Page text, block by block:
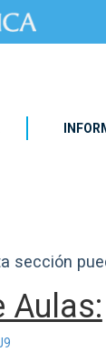
sección
Aulas: